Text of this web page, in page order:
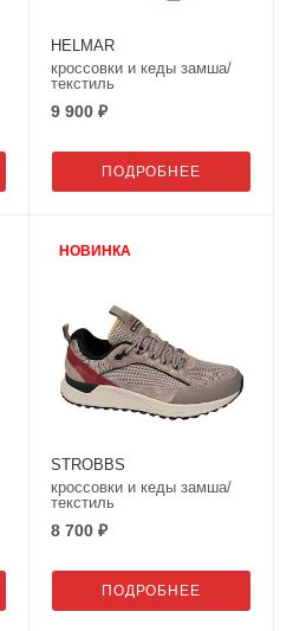
HELMAR
кроссовки и кеды замша/
текстиль
9 900 ₽
ПОДРОБНЕЕ
НОВИНКА
STROBBS
кроссовки и кеды замша/
текстиль
8 700 ₽
ПОДРОБНЕЕ